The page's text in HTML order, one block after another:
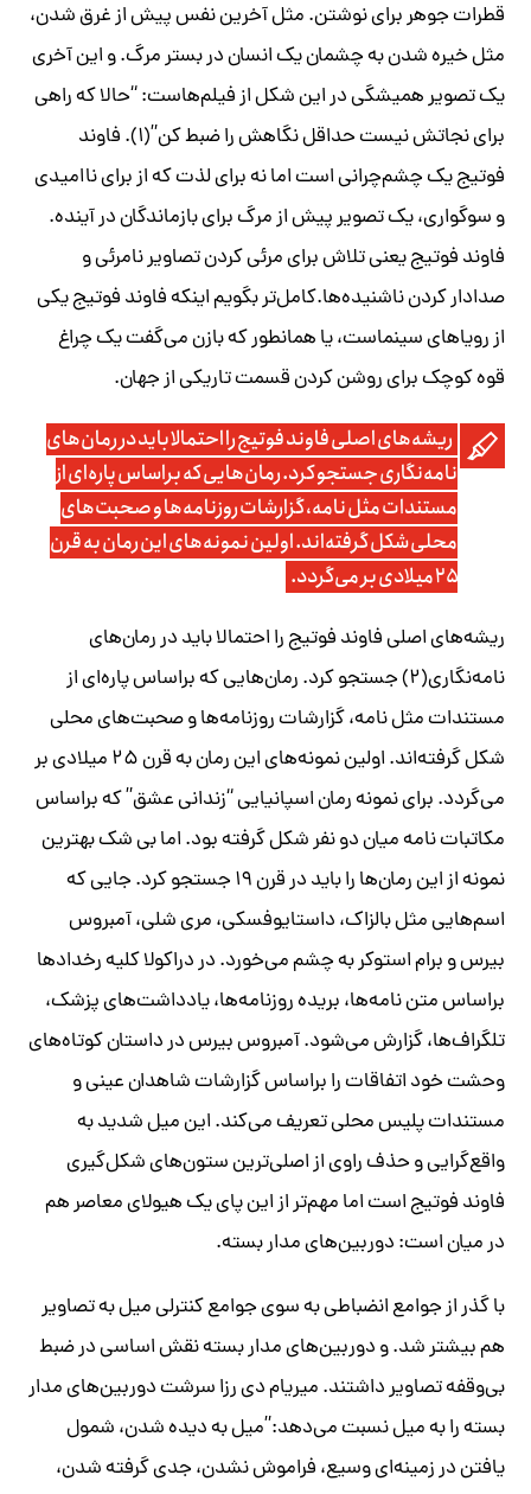
قطرات جوهر برای نوشتن. مثل آخرین نفس پیش از غرق شدن،
مثل خیره شدن به چشمان یک انسان در بستر مرگ. و این آخری
یک تصویر همیشگی در این شکل از فیلم‌هاست: “حالا که راهی
برای نجاتش نیست حداقل نگاهش را ضبط کن”(۱). فاوند
فوتیج یک چشم‌چرانی است اما نه برای لذت که از برای ناامیدی
و سوگواری، یک تصویر پیش از مرگ برای بازماندگان در آینده.
فاوند فوتیج یعنی تلاش برای مرئی کردن تصاویر نامرئی‌ و
صدادار کردن ناشنیده‌ها.کامل‌تر بگویم اینکه فاوند فوتیج یکی
از رویاهای سینماست، یا همانطور که بازن می‌گفت یک چراغ
قوه کوچک برای روشن کردن قسمت تاریکی از جهان.
ریشه‌های اصلی فاوند فوتیج را احتمالا باید در رمان‌های
نامه‌نگاری جستجو کرد. رمان‌هایی که براساس پاره‌ای از
مستندات مثل نامه، گزارشات روزنامه‌ها و صحبت‌های
محلی شکل گرفته‌اند. اولین نمونه‌های این رمان به قرن
۲۵ میلادی بر می‌گردد.
ریشه‌های اصلی فاوند فوتیج را احتمالا باید در رمان‌های
نامه‌نگاری(۲) جستجو کرد. رمان‌هایی که براساس پاره‌ای از
مستندات مثل نامه، گزارشات روزنامه‌ها و صحبت‌های محلی
شکل گرفته‌اند. اولین نمونه‌های این رمان به قرن ۲۵ میلادی بر
می‌گردد. برای نمونه رمان اسپانیایی “زندانی عشق” که براساس
مکاتبات نامه میان دو نفر شکل گرفته بود. اما بی شک بهترین
نمونه از این رمان‌ها را باید در قرن ۱۹ جستجو کرد. جایی که
اسم‌هایی مثل بالزاک، داستایوفسکی، مری شلی، آمبروس
بیرس و برام استوکر به چشم می‌خورد. در دراکولا کلیه رخدادها
براساس متن نامه‌ها، بریده روزنامه‌ها، یادداشت‌های پزشک،
تلگراف‌ها، گزارش می‌شود. آمبروس بیرس در داستان کوتاه‌های
وحشت خود اتفاقات را براساس گزارشات شاهدان عینی و
مستندات پلیس محلی تعریف می‌کند. این میل شدید به
واقع‌گرایی و حذف راوی از اصلی‌ترین ستون‌های شکل‌گیری
فاوند فوتیج است اما مهم‌تر از این پای یک هیولای معاصر هم
در میان است: دوربین‌های مدار بسته.
با گذر از جوامع انضباطی به سوی جوامع کنترلی میل به تصاویر
هم بیشتر شد. و دوربین‌های مدار بسته نقش اساسی در ضبط
بی‌وقفه تصاویر داشتند. میریام دی رزا سرشت دوربین‌های مدار
بسته را به میل نسبت می‌دهد:”میل به دیده شدن، شمول
یافتن در زمینه‌ای وسیع، فراموش نشدن، جدی گرفته شدن،